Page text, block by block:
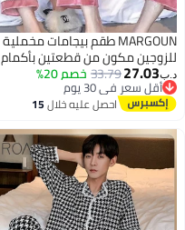
4
MARGOUN طقم بيجامات مخملية
للزوجين مكون من قطعتين بأكمام
طويلة وبدلة ترفيهية منزلية
وملابس نوم ناعمة وملابس نوم
وردية
د.ب‏27.03
33.79خصم 20%
أقل سعر في 30 يوم
أقل سعر في 30 يوماحصل عليه خلال15